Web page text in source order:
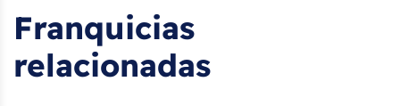
Franquicias
relacionadas